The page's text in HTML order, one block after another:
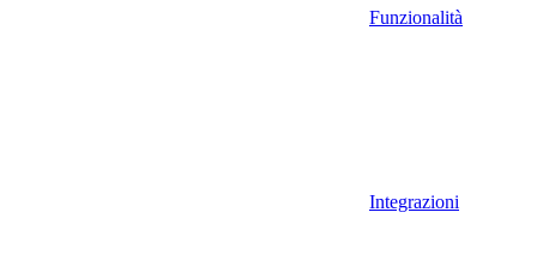
Funzionalità
Integrazioni